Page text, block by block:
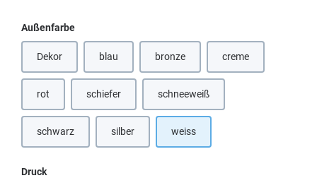
Außenfarbeauswählen
Dekor(Diese Option ist zurzeit nicht verfügbar.)
blau bronze(Diese Option ist zurzeit nicht
creme
rot(Diese Option ist zurzeit nicht verfügbar.)
schiefer(Diese Option ist zurzeit nicht verfügbar.)
schneeweiß(Diese Option ist zurzeit nicht
schwarz(Diese Option ist zurzeit nicht verfügbar.)
silber(Diese Option ist zurzeit nicht verfügbar.)
weiss
Druckauswählen